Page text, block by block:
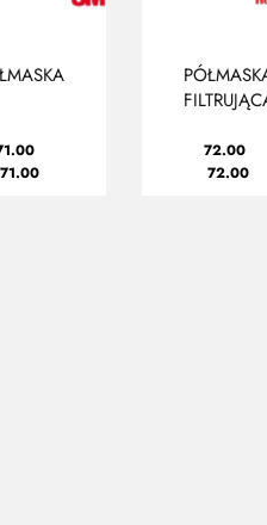
71.00
72.00
72.00